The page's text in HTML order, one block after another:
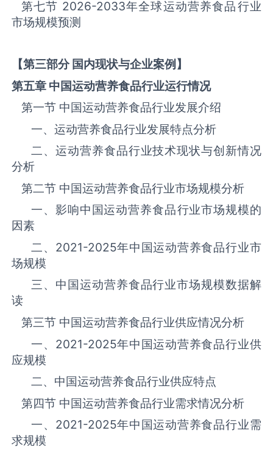
第七节 2026-2033年全球运动营养食品‌‌‌行业
市场规模预测
【第三部分 国内现状与企业案例】
第五章 中国运动营养食品行业运行情况
第一节 中国运动营养食品‌‌‌行业发展介绍
一、运动营养食品行业发展特点分析
二、运动营养食品行业技术现状与创新情况
分析
第二节 中国运动营养食品‌‌‌行业市场规模分析
一、影响中国运动营养食品‌‌‌行业市场规模的
因素
二、 2021-2025年中国运动营养食品‌‌‌行业市
场规模
三、中国运动营养食品行业市场规模数据解
读
第三节 中国运动营养食品‌‌‌行业供应情况分析
一、 2021-2025年中国运动营养食品‌‌‌行业供
应规模
二、中国运动营养食品‌‌‌行业供应特点
第四节 中国运动营养食品‌‌‌行业需求情况分析
一、 2021-2025年中国运动营养食品‌‌‌行业需
求规模